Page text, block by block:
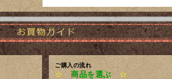
ご購入の流れ
☆ 商品を選ぶ ☆